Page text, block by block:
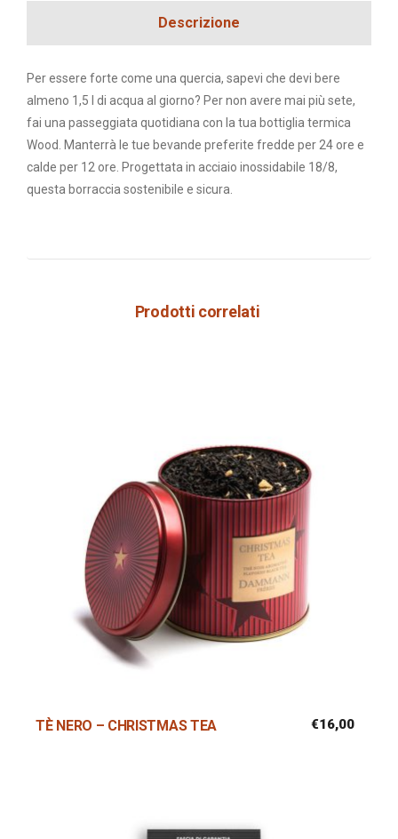
Descrizione
Per essere forte come una quercia, sapevi che devi bere
almeno 1,5 l di acqua al giorno? Per non avere mai più sete,
fai una passeggiata quotidiana con la tua bottiglia termica
Wood. Manterrà le tue bevande preferite fredde per 24 ore e
calde per 12 ore. Progettata in acciaio inossidabile 18/8,
questa borraccia sostenibile e sicura.
Prodotti correlati
TÈ NERO – CHRISTMAS TEA €16,00